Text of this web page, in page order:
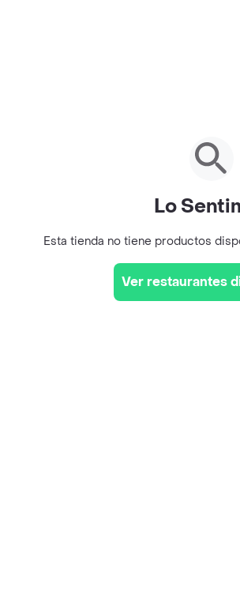
Lo
Esta tienda no tiene productos
Ver restaurantes